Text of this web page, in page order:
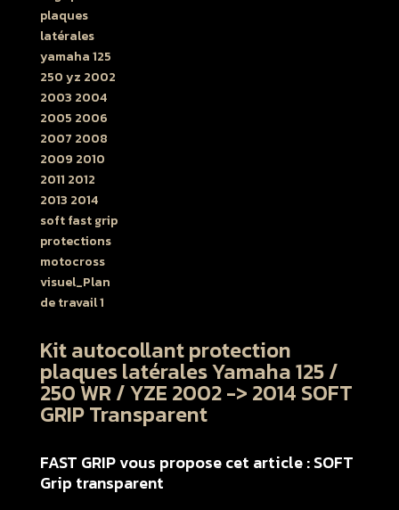
Kit autocollant protection
plaques latérales Yamaha 125 /
250 WR / YZE 2002 -> 2014 SOFT
GRIP Transparent
FAST GRIP vous propose cet article : SOFT
Grip transparent